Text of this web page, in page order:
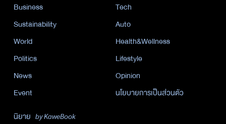
Business
Tech
Sustainability
Auto
World
Health&Wellness
Politics
Lifestyle
News
Opinion
Event
นโยบายการเป็นส่วนตัว
นิยาย by KaweBook